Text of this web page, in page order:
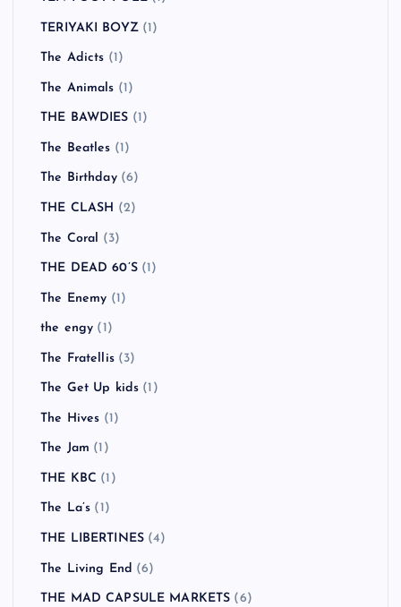
TERIYAKI BOYZ(1)
The Adicts (1)
The Animals (1)
THE BAWDIES (1)
The Beatles (1)
The Birthday(6)
THE CLASH (2)
The Coral (3)
THE DEAD 60’S(1)
The Enemy (1)
the engy (1)
The Fratellis(3)
The Get Up kids (1)
The Hives (1)
The Jam (1)
THE KBC (1)
The La’s (1)
THE LIBERTINES (4)
The Living End (6)
THE MAD CAPSULE MARKETS (6)